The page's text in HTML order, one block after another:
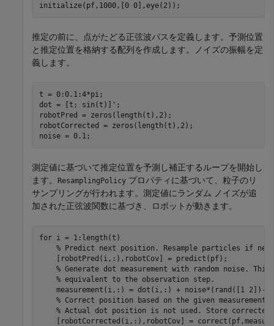
initialize(pf,1000,[0 0],eye(2));
推定の前に、点がたどる正弦波パスを定義します。予測位置
と推定位置を格納する配列を作成します。ノイズの振幅を定
義します。
t = 0:0.1:4*pi;
dot = [t; sin(t)]';
robotPred = zeros(length(t),2);
robotCorrected = zeros(length(t),2);
noise = 0.1;
測定値に基づいて推定位置を予測し補正するループを開始し
ます。
ResamplingPolicy プロパティに基づいて、粒子のリ
サンプリングが行われます。測定値にランダム ノイズが追
加された正弦波関数に基づき、ロボットが動きます。
for i = 1:length(t)
% Predict next position. Resample particles if
    [robotPred(i,:),robotCov] = predict(pf);
% Generate dot measurement with random noise.
% equivalent to the observation step.
measurement(i,:) = dot(i,:) + noise*(rand([1 2])-
% Correct position based on the given
% Actual dot position is not used. Store